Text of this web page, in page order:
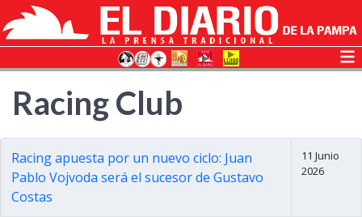
Racing Club
Racing apuesta por un nuevo ciclo: Juan
Pablo Vojvoda será el sucesor de Gustavo
Costas
11 Junio
2026